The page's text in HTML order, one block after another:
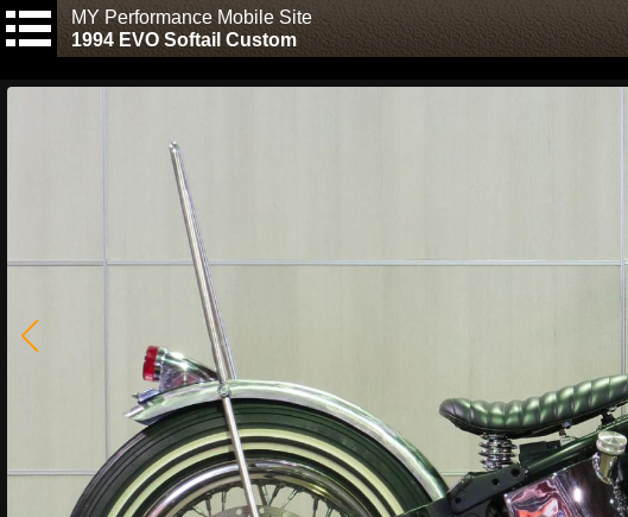
MY Performance Mobile Site
1994 EVO Softail Custom